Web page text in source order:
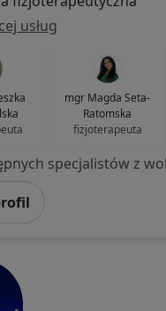
usług
mgr Magda Seta-
Ratomska
fizjoterapeuta